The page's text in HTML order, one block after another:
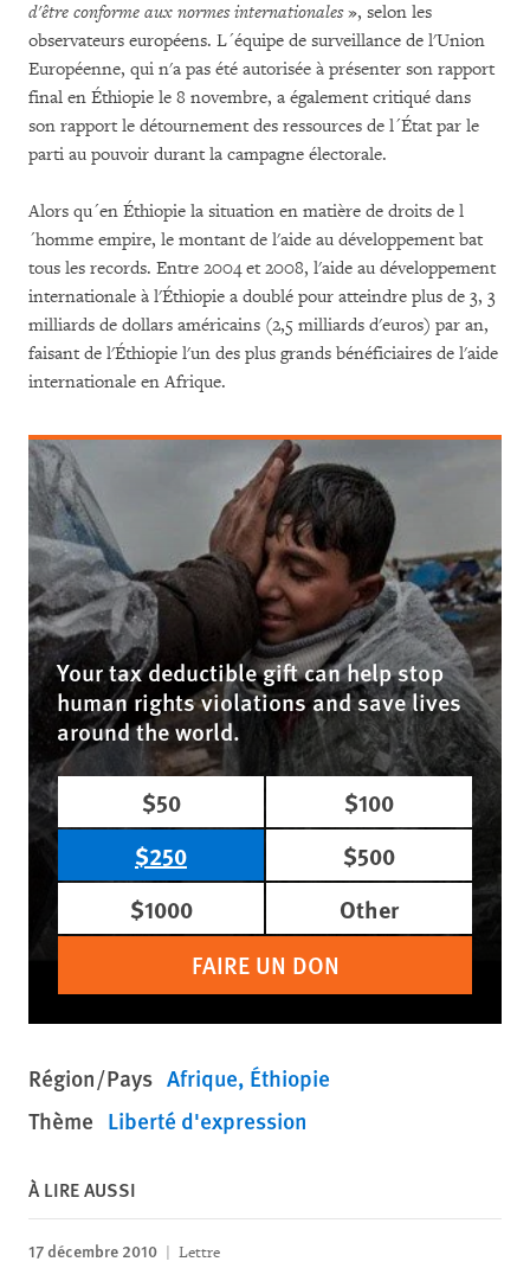
d'être conforme aux normes internationales», selon les
observateurs européens. L´équipe de surveillance de l'Union
Européenne, qui n'a pas été autorisée à présenter son rapport
final en Éthiopie le 8 novembre, a également critiqué dans
son rapport le détournement des ressources de l´État par le
parti au pouvoir durant la campagne électorale.
Alors qu´en Éthiopie la situation en matière de droits de l
´homme empire, le montant de l'aide au développement bat
tous les records. Entre 2004 et 2008, l'aide au développement
internationale à l'Éthiopie a doublé pour atteindre plus de 3, 3
milliards de dollars américains (2,5 milliards d'euros) par an,
faisant de l'Éthiopie l'un des plus grands bénéficiaires de l'aide
internationale en Afrique.
Your tax deductible gift can help stop
human rights violations and save lives
around the world.
$50
$100
$250
$500
$1000
Other
FAIRE UN DON
Région/Pays Afrique Éthiopie
Thème Liberté d'expression
À LIRE AUSSI
17 décembre 2010 Lettre